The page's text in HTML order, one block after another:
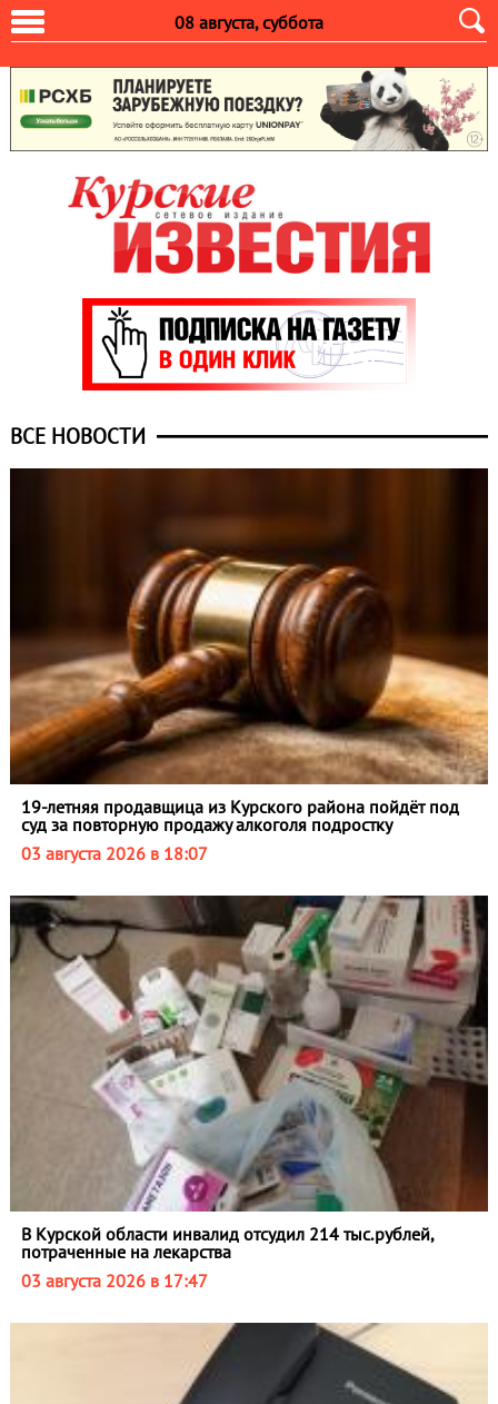
08 августа, суббота
ВСЕ НОВОСТИ
19-летняя продавщица из Курского района пойдёт под
суд за повторную продажу алкоголя подростку
03 августа 2026 в 18:07
В Курской области инвалид отсудил 214 тыс.рублей,
потраченные на лекарства
03 августа 2026 в 17:47